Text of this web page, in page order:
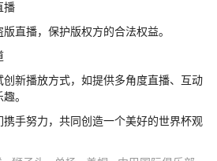
播
直播，保护版权方的合法权益。
新播放方式，如提供多角度直播、互动
。
手努力，共同创造一个美好的世界杯观